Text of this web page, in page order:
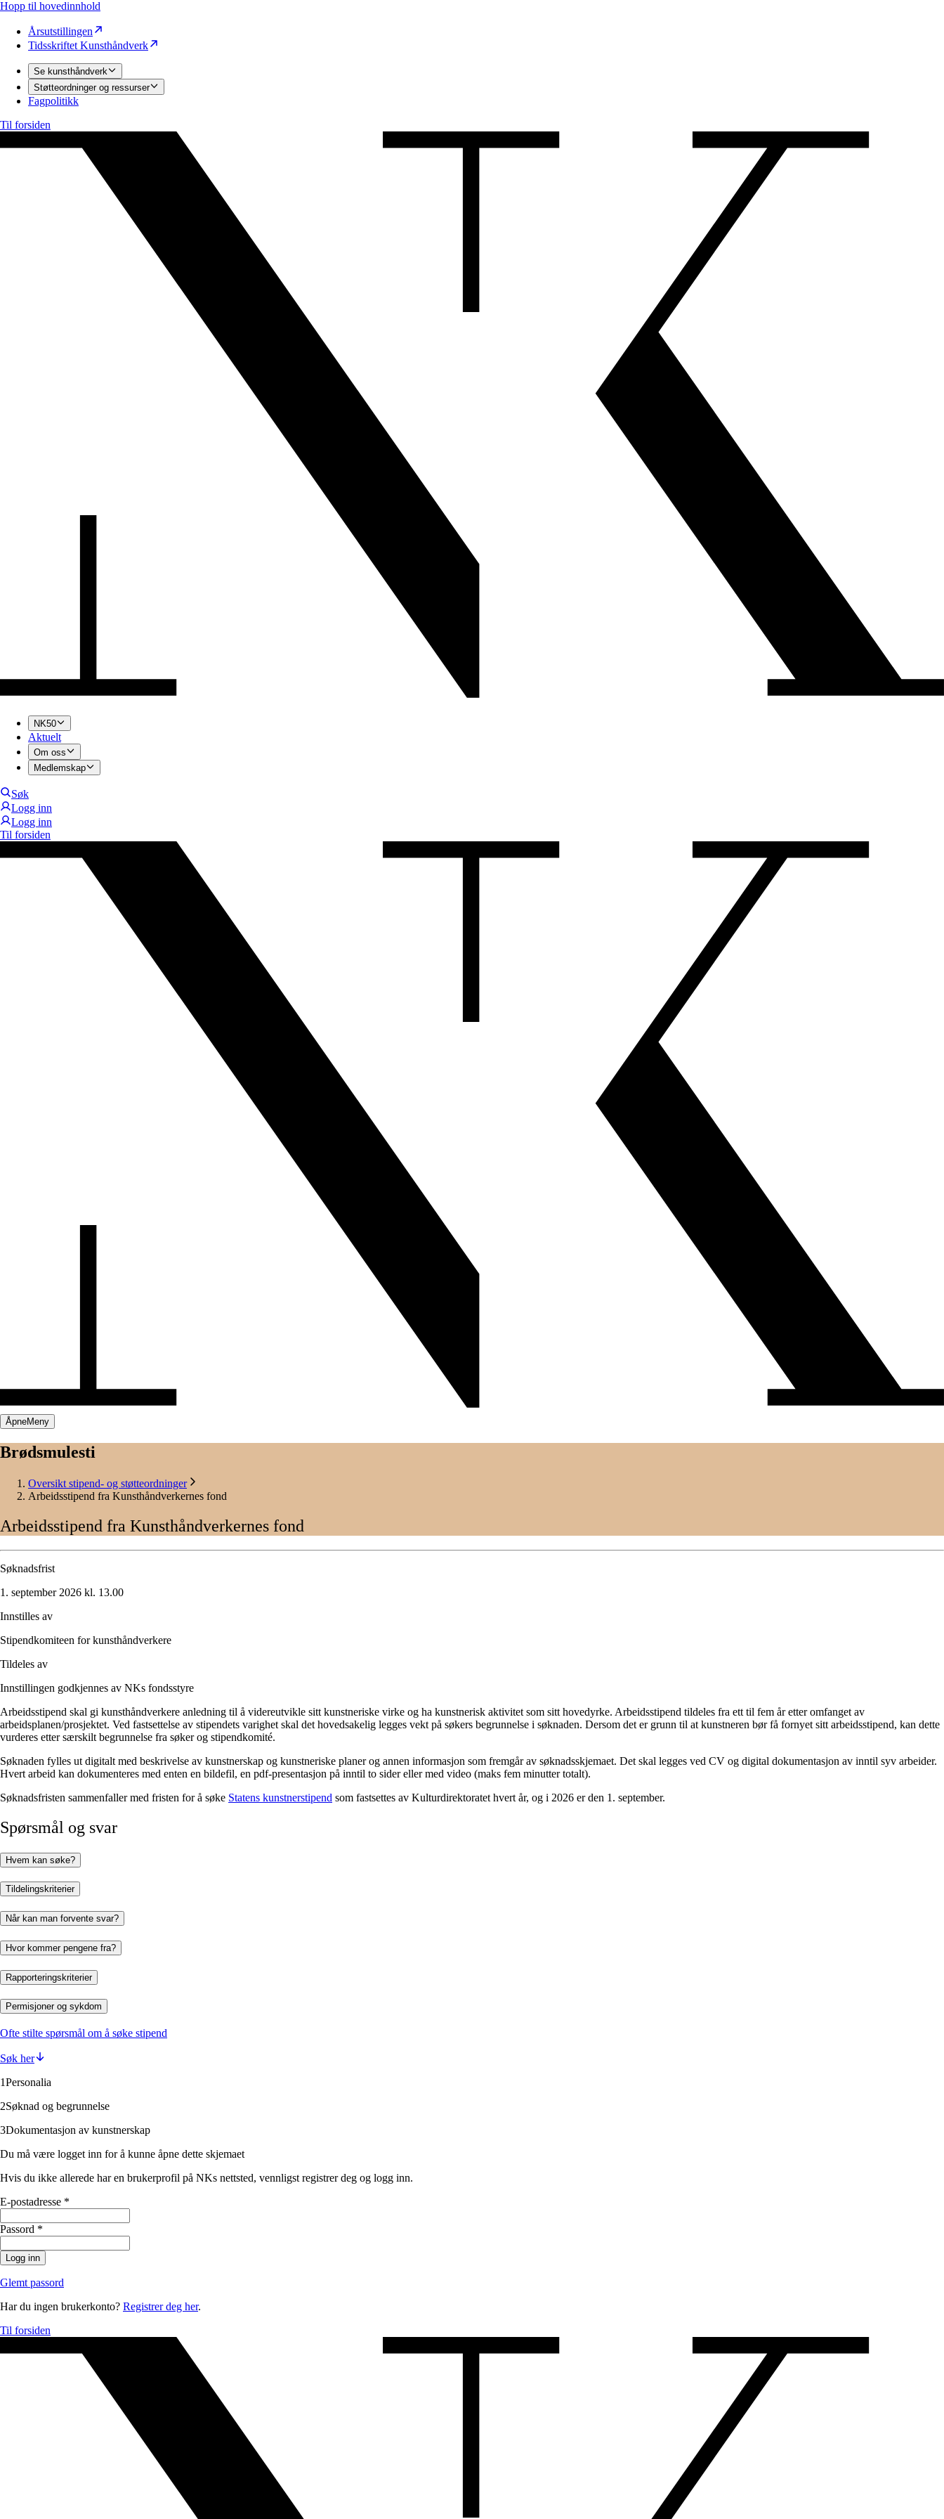
Hopp til hovedinnhold
Årsutstillingen
Tidsskriftet Kunsthåndverk
Se kunsthåndverk
Støtteordninger og ressurser
Fagpolitikk
Til forsiden
NK50
Aktuelt
Om oss
Medlemskap
Søk
Logg inn
Logg inn
Til forsiden
ÅpneMeny
Brødsmulesti
Oversikt stipend- og støtteordninger
Arbeidsstipend fra Kunsthåndverkernes fond
Arbeidsstipend fra Kunsthåndverkernes fond
Søknadsfrist
1. september 2026 kl. 13.00
Innstilles av
Stipendkomiteen for kunsthåndverkere
Tildeles av
Innstillingen godkjennes av NKs fondsstyre
Arbeidsstipend skal gi kunsthåndverkere anledning til å videreutvikle sitt kunstneriske virke og ha kunstnerisk aktivitet som sitt hovedyrke. Arbeidsstipend tildeles fra ett til fem år etter omfanget av
arbeidsplanen/prosjektet. Ved fastsettelse av stipendets varighet skal det hovedsakelig legges vekt på søkers begrunnelse i søknaden. Dersom det er grunn til at kunstneren bør få fornyet sitt arbeidsstipend, kan dette
vurderes etter særskilt begrunnelse fra søker og stipendkomité.
Søknaden fylles ut digitalt med beskrivelse av kunstnerskap og kunstneriske planer og annen informasjon som fremgår av søknadsskjemaet. Det skal legges ved CV og digital dokumentasjon av inntil syv arbeider.
Hvert arbeid kan dokumenteres med enten en bildefil, en pdf-presentasjon på inntil to sider eller med video (maks fem minutter totalt).
Søknadsfristen sammenfaller med fristen for å søke Statens kunstnerstipend som fastsettes av Kulturdirektoratet hvert år, og i 2026 er den 1. september.
Spørsmål og svar
Hvem kan søke?
Tildelingskriterier
Når kan man forvente svar?
Hvor kommer pengene fra?
Rapporteringskriterier
Permisjoner og sykdom
Ofte stilte spørsmål om å søke stipend
Søk her
1Personalia
2Søknad og begrunnelse
3Dokumentasjon av kunstnerskap
Du må være logget inn for å kunne åpne dette skjemaet
Hvis du ikke allerede har en brukerprofil på NKs nettsted, vennligst registrer deg og logg inn.
E-postadresse *
Passord *
Logg inn
Glemt passord
Har du ingen brukerkonto? Registrer deg her.
Til forsiden